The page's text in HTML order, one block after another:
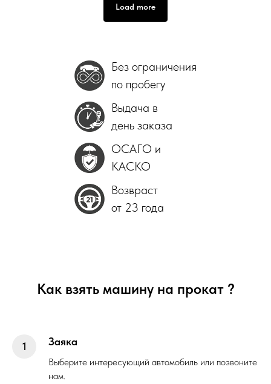
Load more
Без ограничения
по пробегу
Выдача в
день заказа
ОСАГО и
КАСКО
Возвраст
от 23 года
Как взять машину на прокат ?
Заяка
Выберите интересующий автомобиль или позвоните
нам.